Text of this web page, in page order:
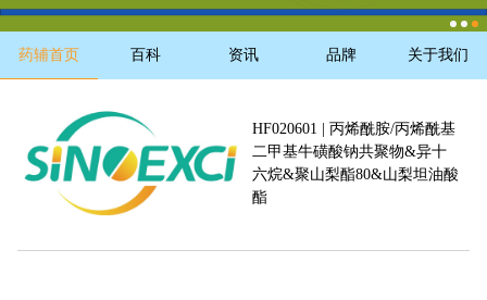
药辅首页 百科 资讯 品牌 关于我们
HF020601 | 丙烯酰胺/丙烯酰基
二甲基牛磺酸钠共聚物&异十
六烷&聚山梨酯80&山梨坦油酸
酯